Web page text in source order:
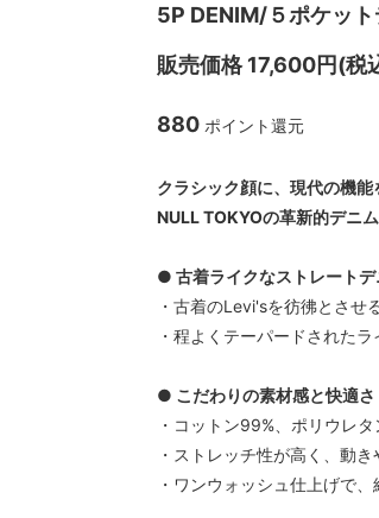
unre:count/アンリカウント
Modem design/モデムデザイン
5P DENIM/５ポケッ
販売価格 17,600円(税
880 ポイント還元
クラシック顔に、現代の機能
NULL TOKYOの革新的デニ
● 古着ライクなストレート
・古着のLevi'sを彷彿とさせ
・程よくテーパードされた
● こだわりの素材感と快適さ
・コットン99%、ポリウレ
・ストレッチ性が高く、動
・ワンウォッシュ仕上げで